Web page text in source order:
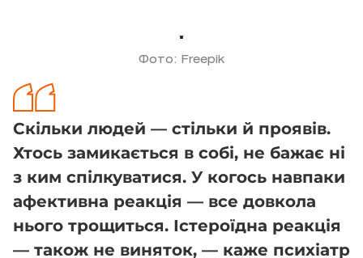
Фото: Freepik
Скільки людей — стільки й проявів.
Хтось замикається в собі, не бажає ні
з ким спілкуватися. У когось навпаки
афективна реакція — все довкола
нього трощиться. Істероїдна реакція
— також не виняток, — каже психіатр